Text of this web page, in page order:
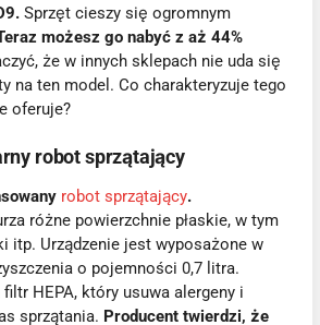
Sprzęt cieszy się ogromnym
możesz go nabyć z aż 44%
że w innych sklepach nie uda się
na ten model. Co charakteryzuje tego
oferuje?
robot sprzątający
robot sprzątający.
różne powierzchnie płaskie, w tym
itp. Urządzenie jest wyposażone w
o pojemności 0,7 litra.
HEPA, który usuwa alergeny i
sprzątania. Producent twierdzi, że